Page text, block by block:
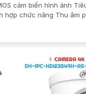
cảm biến hình ảnh
hợp chức năng Thu âm